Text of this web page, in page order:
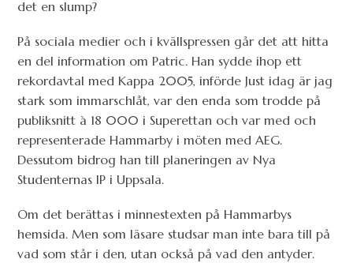
det en slump?
På sociala medier och i kvällspressen går det att hitta
en del information om Patric. Han sydde ihop ett
rekordavtal med Kappa 2005, införde Just idag är jag
stark som immarschlåt, var den enda som trodde på
publiksnitt à 18 000 i Superettan och var med och
representerade Hammarby i möten med AEG.
Dessutom bidrog han till planeringen av Nya
Studenternas IP i Uppsala.
Om det berättas i minnestexten på Hammarbys
hemsida. Men som läsare studsar man inte bara till på
vad som står i den, utan också på vad den antyder.